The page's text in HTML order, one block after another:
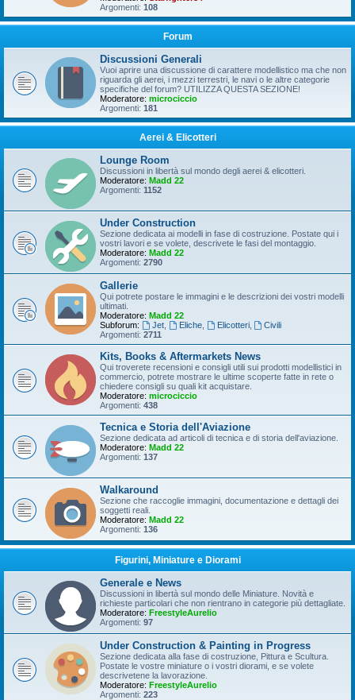
Argomenti: 108
Forum
Discussioni Generali
Vuoi aprire una discussione di carattere modellistico ma che non
riguarda gli aerei, i mezzi terrestri, le navi o le altre categorie
specifiche del forum? UTILIZZA QUESTA SEZIONE!
Moderatore: microciccio
Argomenti: 181
Aerei & Elicotteri
Lounge Room
Discussioni in libertà sul mondo degli aerei & elicotteri.
Moderatore: Madd 22
Argomenti: 1152
Under Construction
Sezione dedicata ai modelli in fase di costruzione. Postate qui i
vostri lavori e se volete, descrivete le fasi del montaggio.
Moderatore: Madd 22
Argomenti: 2790
Gallerie
Qui potrete postare le immagini e le descrizioni dei vostri modelli
ultimati.
Moderatore: Madd 22
Subforum:
Jet, Eliche, Elicotteri,
Civili
Argomenti: 2711
Kits, Books & Aftermarkets News
Qui troverete recensioni e consigli utili sui prodotti modellistici in
commercio, potrete mostrare le ultime scoperte fatte in rete o
chiedere consigli su quali kit acquistare.
Moderatore: microciccio
Argomenti: 438
Tecnica e Storia dell'Aviazione
Sezione dedicata ad articoli di tecnica e di storia dell'aviazione.
Moderatore: Madd 22
Argomenti: 137
Walkaround
Sezione che raccoglie immagini, documentazione e dettagli dei
soggetti reali.
Moderatore: Madd 22
Argomenti: 136
Figurini, Miniature e Diorami
Generale e News
Discussioni in libertà sul mondo delle Miniature. Novità e
richieste particolari che non rientrano in categorie più dettagliate.
Moderatore: FreestyleAurelio
Argomenti: 97
Under Construction & Painting in Progress
Sezione dedicata alla fase di costruzione, Pittura e Scultura.
Postate le vostre miniature o i vostri diorami, e se volete
descrivetene la lavorazione.
Moderatore: FreestyleAurelio
Argomenti: 223